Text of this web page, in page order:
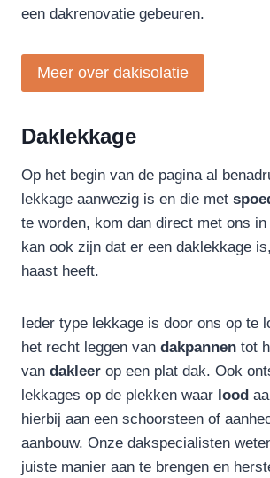
een dakrenovatie gebeuren.
Meer over dakisolatie
Daklekkage
Op het begin van de pagina al
lekkage aanwezig is en die met
te worden, kom dan direct met ons
kan ook zijn dat er een daklekkage
haast heeft.
Ieder type lekkage is door ons op te
het recht leggen van dakpannen tot
van dakleer op een plat dak. Ook
lekkages op de plekken waar lood
hierbij aan een schoorsteen of
aanbouw. Onze dakspecialisten
juiste manier aan te brengen en